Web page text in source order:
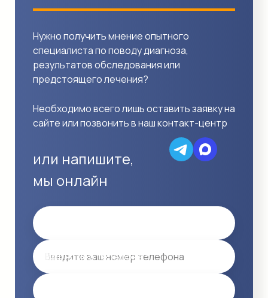
Нужно получить мнение опытного
специалиста по поводу диагноза,
результатов обследования или
предстоящего лечения?
Необходимо всего лишь оставить заявку на
сайте или позвонить в наш контакт-центр
или напишите,
мы онлайн
Ваш номер телефона *